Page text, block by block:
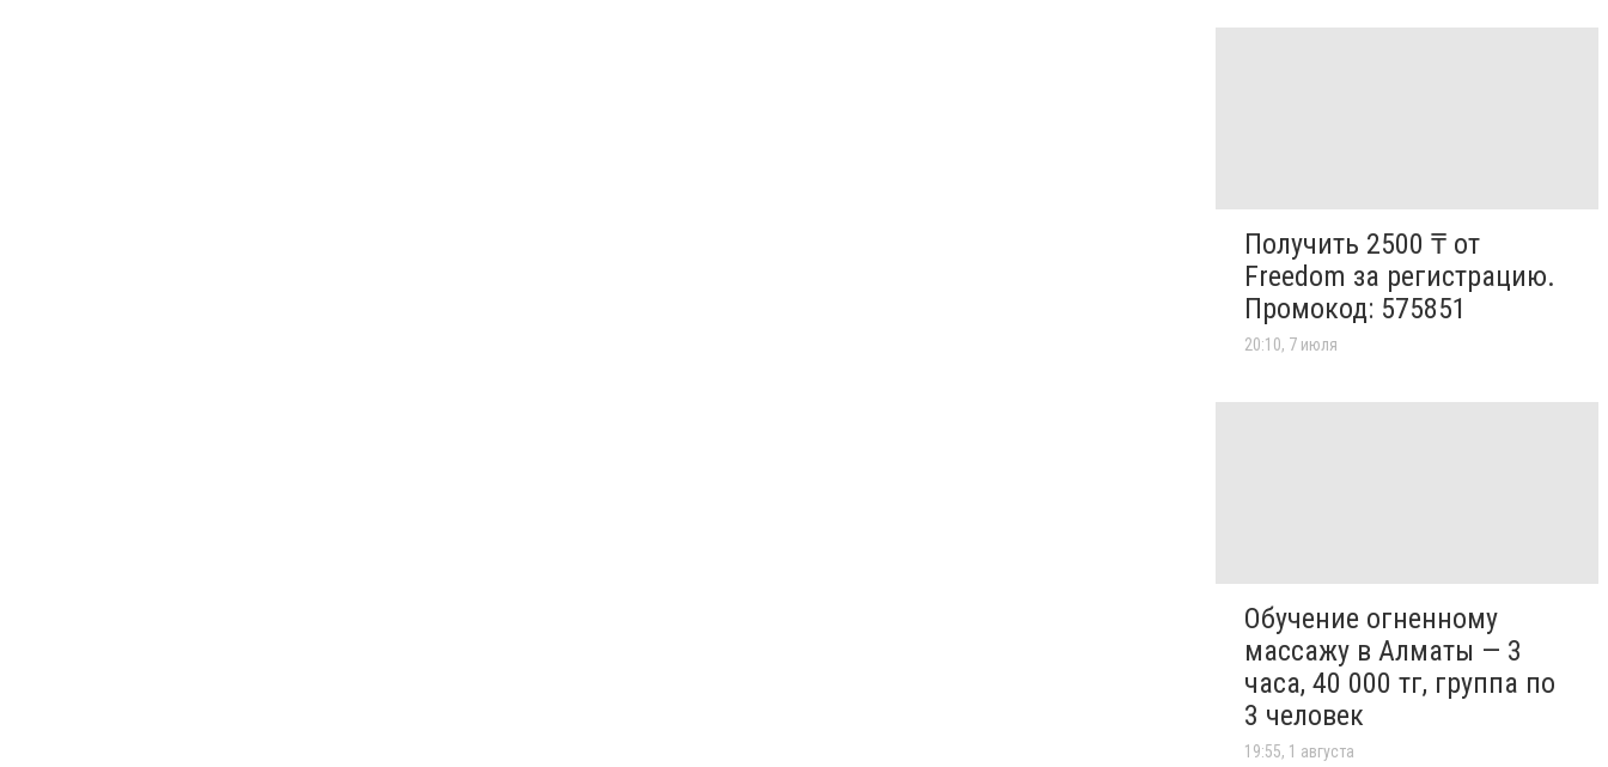
Получить 2500 ₸ от
Freedom за регистрацию.
Промокод: 575851
20:10, 7 июля
Обучение огненному
массажу в Алматы — 3
часа, 40 000 тг, группа по
3 человек
19:55, 1 августа